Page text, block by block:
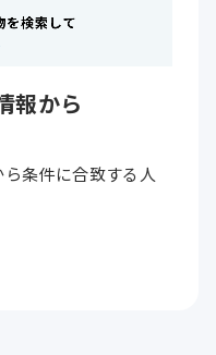
報から
条件に合致する人